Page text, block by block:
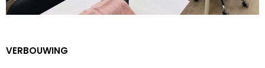
VERBOUWING